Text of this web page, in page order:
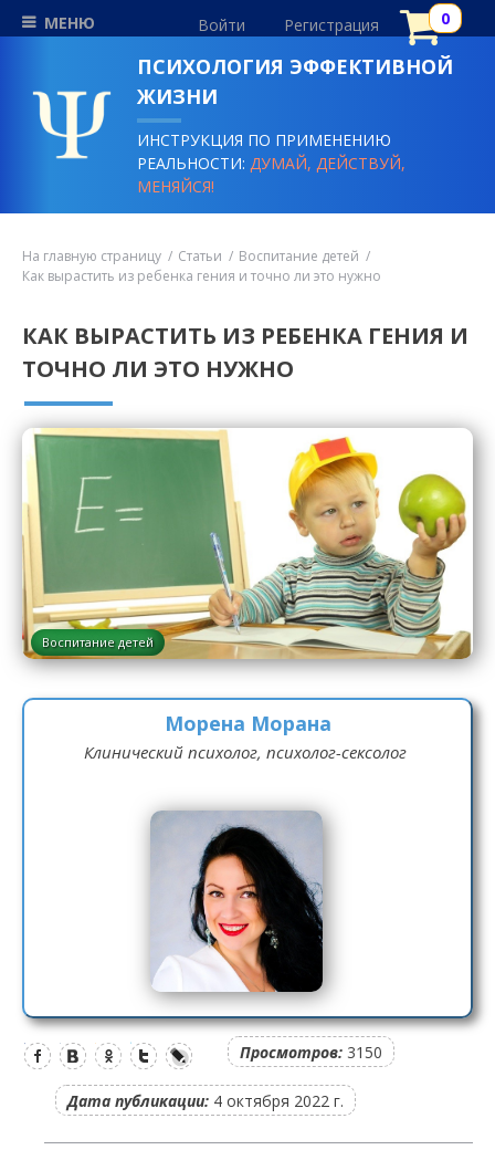
МЕНЮ Войти Регистрация
ПСИХОЛОГИЯ ЭФФЕКТИВНОЙ
ЖИЗНИ
ИНСТРУКЦИЯ ПО ПРИМЕНЕНИЮ
РЕАЛЬНОСТИ:ДУМАЙ, ДЕЙСТВУЙ,
МЕНЯЙСЯ!
На главную страницу Статьи
Воспитание детей
Как вырастить из ребенка гения и точно ли это нужно
КАК ВЫРАСТИТЬ ИЗ РЕБЕНКА ГЕНИЯ И
ТОЧНО ЛИ ЭТО НУЖНО
Воспитание детей
Морена Морана
Клинический психолог, психолог-сексолог
Просмотров: 3150
Дата публикации: 4 октября 2022 г.